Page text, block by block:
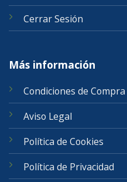
Cerrar Sesión
Más información
Condiciones de Compra
Aviso Legal
Política de Cookies
Política de Privacidad